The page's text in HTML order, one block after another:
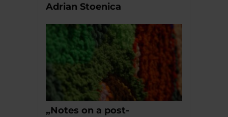
Adrian Stoenica
„Notes on a post-